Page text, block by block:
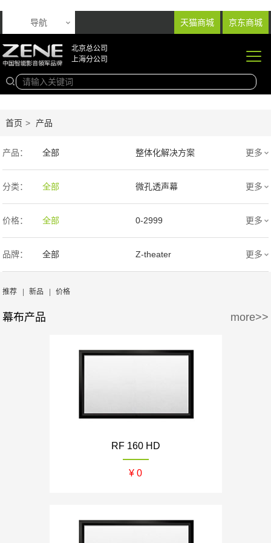
天猫商城 京东商城
导航
北京总公司
上海分公司
首页 > 产品
产品： 全部 整体化解决方案
音响产品 投影产品
专业扩声音箱 幕布产品
声学产品 智能产品
周边产品
更多
分类： 全部 微孔透声幕
编织透声幕 高清4K幕布
更多
价格： 全部 0-2999
3000-9999 1万-5万
5万-15万
30万-50万
100万以上
更多
品牌： 全部 Z-theater
Screen Excellence
更多
推荐 | 新品 | 价格
幕布产品 more>>
RF 160 HD
¥ 0